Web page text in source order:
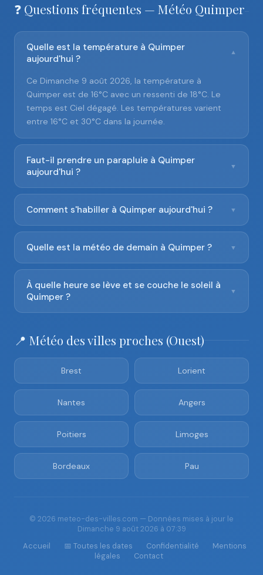
❓ Questions fréquentes — Météo Quimper
Quelle est la température à Quimper
aujourd'hui ?
▼
Ce Dimanche 9 août 2026, la température à
Quimper est de 16°C avec un ressenti de 18°C. Le
temps est Ciel dégagé. Les températures varient
entre 16°C et 30°C dans la journée.
Faut-il prendre un parapluie à Quimper
aujourd'hui ?
▼
Comment s'habiller à Quimper aujourd'hui ? ▼
Quelle est la météo de demain à Quimper ? ▼
À quelle heure se lève et se couche le soleil à
Quimper ?
▼
📍 Météo des villes proches (Ouest)
Brest Lorient
Nantes Angers
Poitiers Limoges
Bordeaux Pau
© 2026 meteo-des-villes.com — Données mises à jour le
Dimanche 9 août 2026 à 07:39
Accueil
📅 Toutes les dates Confidentialité
Mentions
légales
Contact